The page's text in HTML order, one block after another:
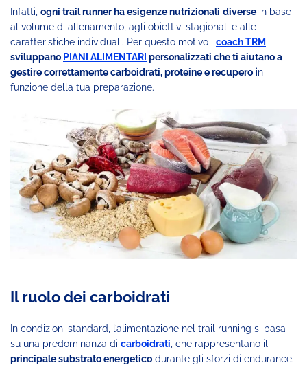
Infatti, ogni trail runner ha esigenze nutrizionali diverse in base
al volume di allenamento, agli obiettivi stagionali e alle
caratteristiche individuali. Per questo motivo i coach TRM
sviluppano PIANI ALIMENTARI personalizzati che ti aiutano a
gestire correttamente carboidrati, proteine e recupero in
funzione della tua preparazione.
Il ruolo dei carboidrati
In condizioni standard, l’alimentazione nel trail running si basa
su una predominanza di carboidrati , che rappresentano il
principale substrato energetico durante gli sforzi di endurance.